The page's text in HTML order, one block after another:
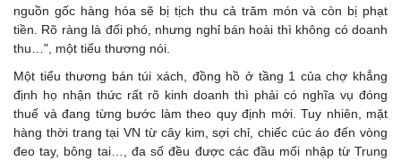
nguồn gốc hàng hóa sẽ bị tịch thu cả trăm món và còn bị phạt
tiền. Rõ ràng là đối phó, nhưng nghỉ bán hoài thì không có doanh
thu…", một tiểu thương nói.
Một tiểu thương bán túi xách, đồng hồ ở tầng 1 của chợ khẳng
định họ nhận thức rất rõ kinh doanh thì phải có nghĩa vụ đóng
thuế và đang từng bước làm theo quy định mới. Tuy nhiên, mặt
hàng thời trang tại VN từ cây kim, sợi chỉ, chiếc cúc áo đến vòng
đeo tay, bông tai…, đa số đều được các đầu mối nhập từ Trung